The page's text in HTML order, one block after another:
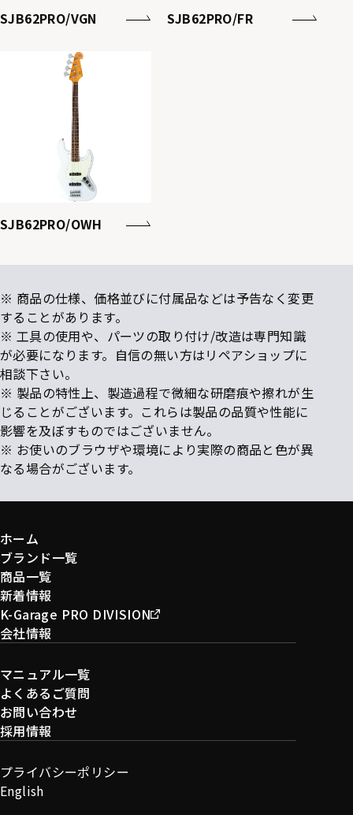
SJB62PRO/VGN SJB62PRO/FR
SJB62PRO/OWH
※ 商品の仕様、価格並びに付属品などは予告なく変更
することがあります。
※ 工具の使用や、パーツの取り付け/改造は専門知識
が必要になります。自信の無い方はリペアショップに
相談下さい。
※ 製品の特性上、製造過程で微細な研磨痕や擦れが生
じることがございます。これらは製品の品質や性能に
影響を及ぼすものではございません。
※ お使いのブラウザや環境により実際の商品と色が異
なる場合がございます。
ホーム
ブランド一覧
商品一覧
新着情報
K-Garage PRO DIVISION
会社情報
マニュアル一覧
よくあるご質問
お問い合わせ
採用情報
プライバシーポリシー
English